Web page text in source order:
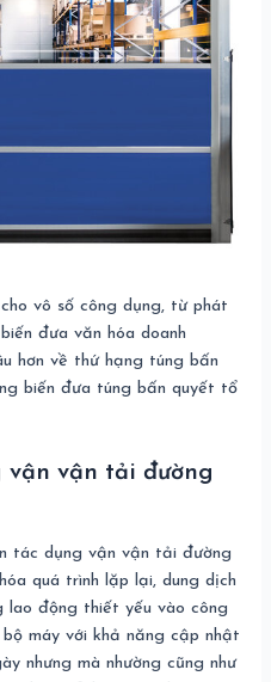
vô số công dụng, từ phát
đưa văn hóa doanh
hơn về thứ hạng túng bấn
biến đưa túng bấn quyết tổ
vận vận tải đường
tác dụng vận vận tải đường
quá trình lặp lại, dung dịch
lao động thiết yếu vào công
máy với khả năng cập nhật
nhưng mà nhường cũng như